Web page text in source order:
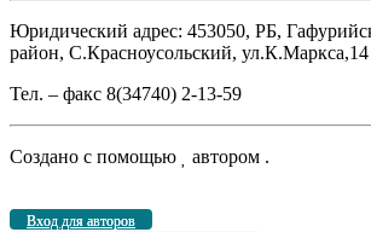
Юридический адрес: 453050, РБ,
район, С.Красноусольский, ул.К.Маркса,14
Тел. – факс 8(34740) 2-13-59
Создано с помощью автором .
Вход для авторов